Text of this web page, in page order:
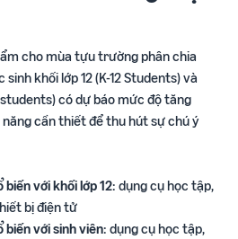
cho mùa tựu trường phân chia
khối lớp 12 (K-12 Students) và
có dự báo mức độ tăng
cần thiết để thu hút sự chú ý
biến với khối lớp 12: dụng cụ học tập,
bị điện tử
biến với sinh viên: dụng cụ học tập,